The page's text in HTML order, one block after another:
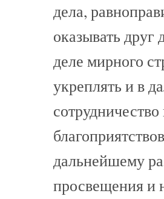
дела,
оказывать
деле мирного
укреплять и в
дальнейшему
просвещения и